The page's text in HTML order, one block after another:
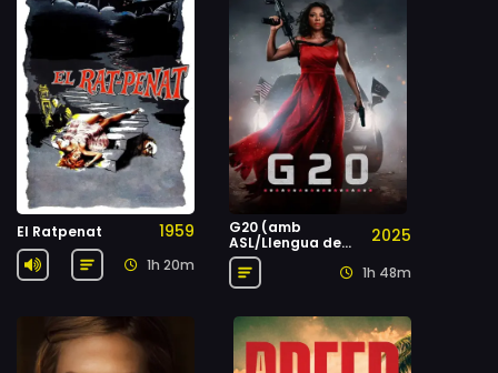
El Ratpenat 1959
1h 20m
G20 (amb
ASL/Llengua de
signes
estatunidenca)
2025
1h 48m